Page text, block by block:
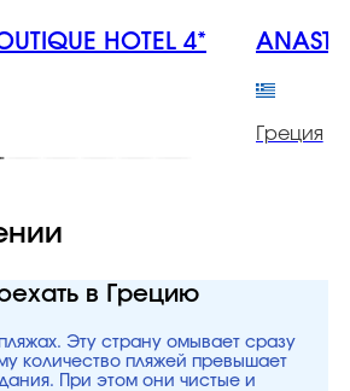
HOTEL 4*
Греция
в Грецию
Эту страну омывает сразу
количество пляжей превышает
При этом они чистые и